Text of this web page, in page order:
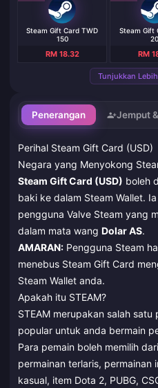
Penerangan Jemput
Perihal Steam Gift Card (USD)
Negara yang Menyokong
Steam Gift Card (USD) boleh
baki ke dalam Steam Wallet.
pengguna Valve Steam yang
dalam mata wang Dolar AS.
AMARAN: Pengguna Steam
menebus Steam Gift Card
Steam Wallet anda.
Apakah itu STEAM?
STEAM merupakan salah
popular untuk anda bermain
Para pemain boleh memilih
permainan terlaris, permainan
kasual, item Dota 2, PUBG,
Steam Gift Card TWD
150
RM 18.32
Steam Gift
20
RM
Tunjukkan